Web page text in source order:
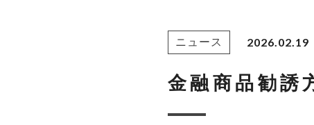
ニュース 2026.02.19
金融商品勧誘